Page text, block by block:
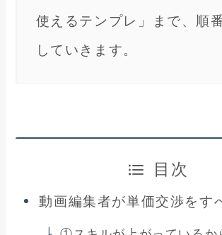
使えるテンプレ」まで、順
していきます。
目次
動画編集者が単価交渉をす